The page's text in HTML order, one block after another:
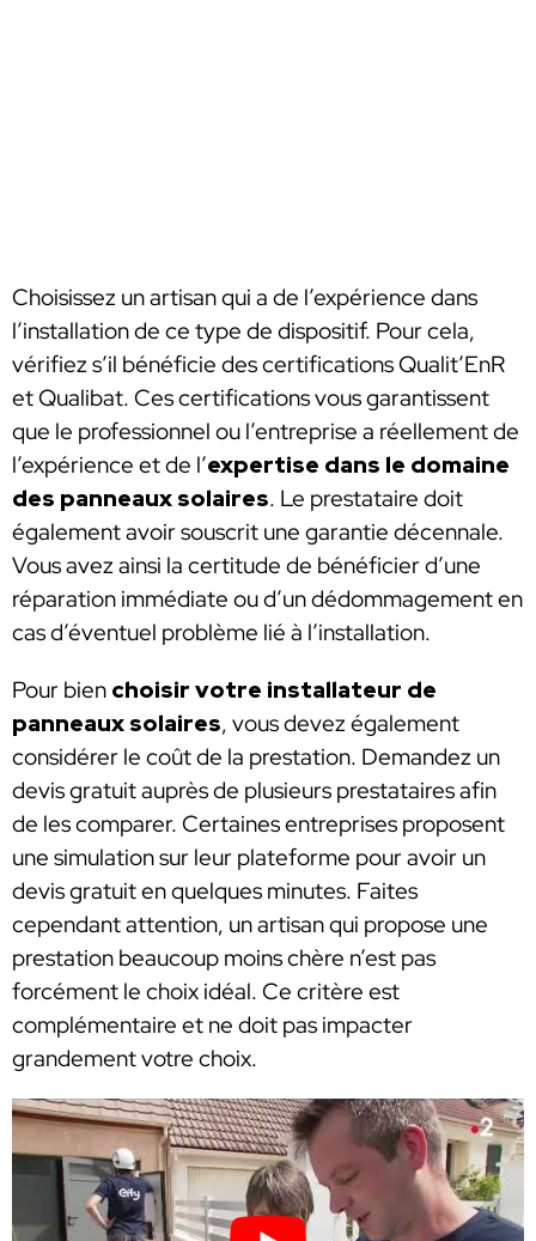
Choisissez un artisan qui a de l’expérience dans
l’installation de ce type de dispositif. Pour cela,
vérifiez s’il bénéficie des certifications Qualit’EnR
et Qualibat. Ces certifications vous garantissent
que le professionnel ou l’entreprise a réellement de
l’expérience et de l’expertise dans le domaine
des panneaux solaires. Le prestataire doit
également avoir souscrit une garantie décennale.
Vous avez ainsi la certitude de bénéficier d’une
réparation immédiate ou d’un dédommagement en
cas d’éventuel problème lié à l’installation.
Pour bien choisir votre installateur de
panneaux solaires, vous devez également
considérer le coût de la prestation. Demandez un
devis gratuit auprès de plusieurs prestataires afin
de les comparer. Certaines entreprises proposent
une simulation sur leur plateforme pour avoir un
devis gratuit en quelques minutes. Faites
cependant attention, un artisan qui propose une
prestation beaucoup moins chère n’est pas
forcément le choix idéal. Ce critère est
complémentaire et ne doit pas impacter
grandement votre choix.